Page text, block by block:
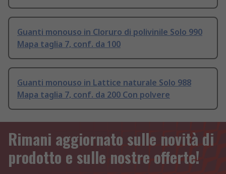
Guanti monouso in Cloruro di polivinile Solo 990
Mapa taglia 7, conf. da 100
Guanti monouso in Lattice naturale Solo 988
Mapa taglia 7, conf. da 200 Con polvere
Rimani aggiornato sulle novità di
prodotto e sulle nostre offerte!